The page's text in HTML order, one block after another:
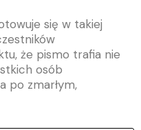
się w takiej
że pismo trafia nie
osób
po zmarłym,